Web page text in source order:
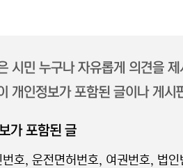
시민 누구나 자유롭게 의견을
개인정보가 포함된 글이나 게
가 포함된 글
번호, 운전면허번호, 여권번호, 법